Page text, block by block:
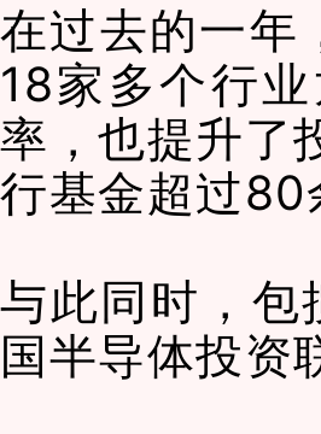
在过去的一年
18家多个行
率，也提升了
行基金超过80
与此同时， 包
国半导体投资